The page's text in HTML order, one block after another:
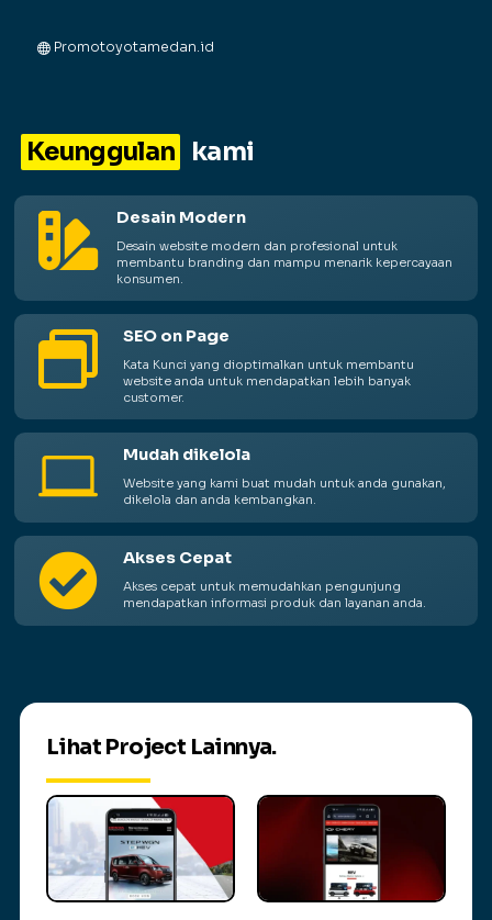
Promotoyotamedan.id
Keunggulan kami
 Desain Modern
Desain website modern dan profesional untuk
membantu branding dan mampu menarik kepercayaan
konsumen.
 SEO on Page
Kata Kunci yang dioptimalkan untuk membantu
website anda untuk mendapatkan lebih banyak
customer.
 Mudah dikelola
Website yang kami buat mudah untuk anda gunakan,
dikelola dan anda kembangkan.
 Akses Cepat
Akses cepat untuk memudahkan pengunjung
mendapatkan informasi produk dan layanan anda.
Lihat Project Lainnya.